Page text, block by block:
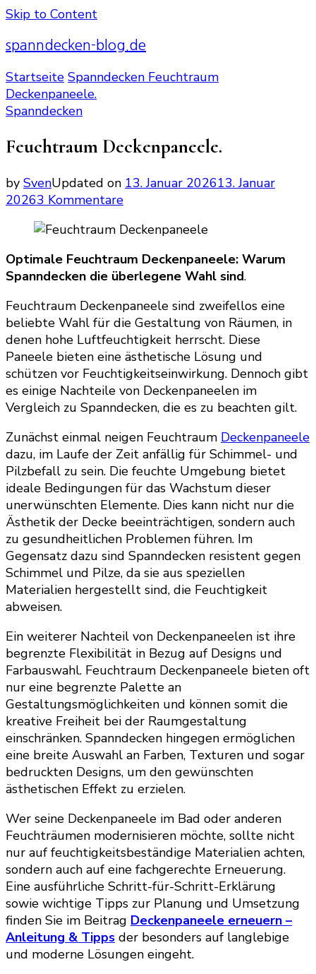
Skip to Content
spanndecken-blog.de
Startseite Spanndecken Feuchtraum
Deckenpaneele.
Spanndecken
Feuchtraum Deckenpaneele.
by SvenUpdated on 13. Januar 202613. Januar
20263 Kommentarezu
Deckenpaneele.
Optimale Feuchtraum Deckenpaneele: Warum
Spanndecken die überlegene Wahl sind.
Feuchtraum Deckenpaneele sind zweifellos eine
beliebte Wahl für die Gestaltung von Räumen, in
denen hohe Luftfeuchtigkeit herrscht. Diese
Paneele bieten eine ästhetische Lösung und
schützen vor Feuchtigkeitseinwirkung. Dennoch gibt
es einige Nachteile von Deckenpaneelen im
Vergleich zu Spanndecken, die es zu beachten gilt.
Zunächst einmal neigen Feuchtraum Deckenpaneele
dazu, im Laufe der Zeit anfällig für Schimmel- und
Pilzbefall zu sein. Die feuchte Umgebung bietet
ideale Bedingungen für das Wachstum dieser
unerwünschten Elemente. Dies kann nicht nur die
Ästhetik der Decke beeinträchtigen, sondern auch
zu gesundheitlichen Problemen führen. Im
Gegensatz dazu sind Spanndecken resistent gegen
Schimmel und Pilze, da sie aus speziellen
Materialien hergestellt sind, die Feuchtigkeit
abweisen.
Ein weiterer Nachteil von Deckenpaneelen ist ihre
begrenzte Flexibilität in Bezug auf Designs und
Farbauswahl. Feuchtraum Deckenpaneele bieten oft
nur eine begrenzte Palette an
Gestaltungsmöglichkeiten und können somit die
kreative Freiheit bei der Raumgestaltung
einschränken. Spanndecken hingegen ermöglichen
eine breite Auswahl an Farben, Texturen und sogar
bedruckten Designs, um den gewünschten
ästhetischen Effekt zu erzielen.
Wer seine Deckenpaneele im Bad oder anderen
Feuchträumen modernisieren möchte, sollte nicht
nur auf feuchtigkeitsbeständige Materialien achten,
sondern auch auf eine fachgerechte Erneuerung.
Eine ausführliche Schritt-für-Schritt-Erklärung
sowie wichtige Tipps zur Planung und Umsetzung
finden Sie im Beitrag Deckenpaneele erneuern –
Anleitung & Tipps der besonders auf langlebige
und moderne Lösungen eingeht.